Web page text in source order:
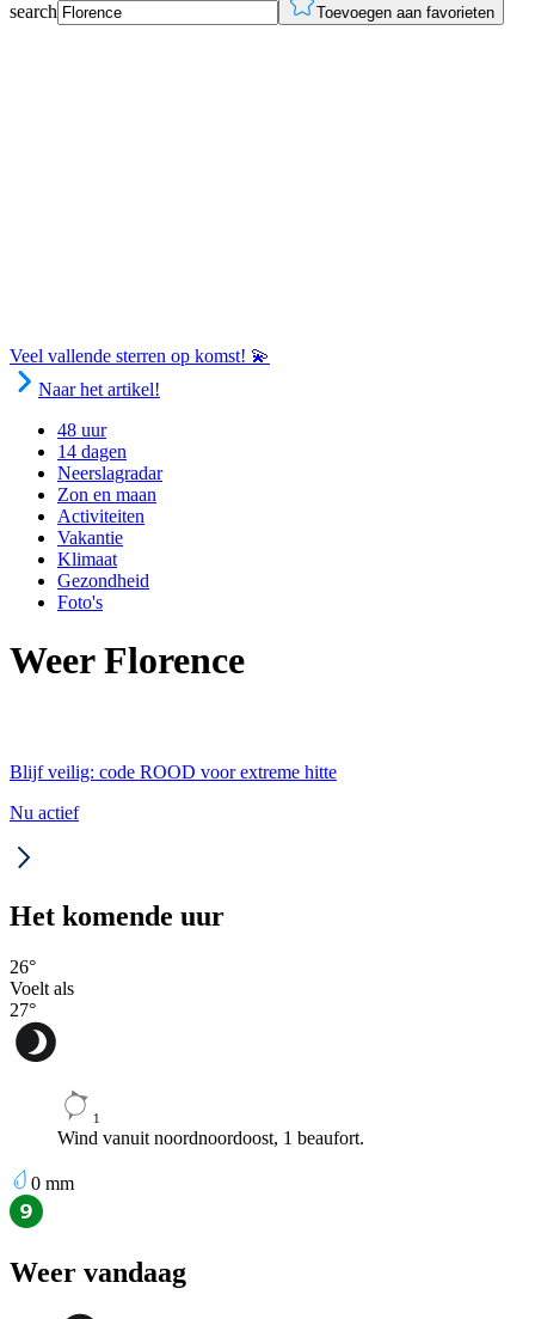
search Toevoegen aan favorieten
Veel vallende sterren op komst! 💫
Naar het artikel!
48 uur
14 dagen
Neerslagradar
Zon en maan
Activiteiten
Vakantie
Klimaat
Gezondheid
Foto's
Weer Florence
Blijf veilig: code ROOD voor extreme hitte
Nu actief
Het komende uur
26°
Voelt als
27°
1
Wind vanuit noordnoordoost, 1 beaufort.
0 mm
Weer vandaag